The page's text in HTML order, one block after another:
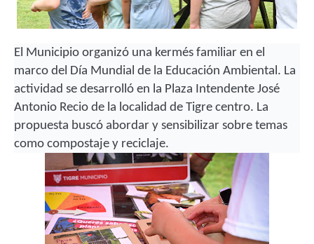
El Municipio organizó una kermés familiar en el
marco del Día Mundial de la Educación Ambiental. La
actividad se desarrolló en la Plaza Intendente José
Antonio Recio de la localidad de Tigre centro. La
propuesta buscó abordar y sensibilizar sobre temas
como compostaje y reciclaje.